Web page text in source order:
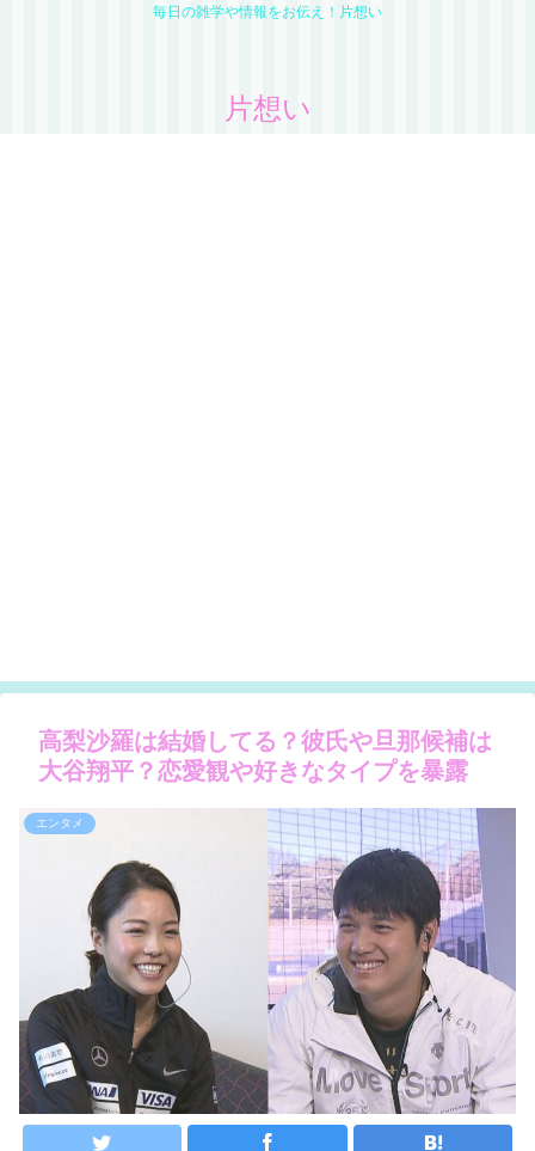
毎日の雑学や情報をお伝え！片想い
片想い
高梨沙羅は結婚してる？彼氏や旦那候補は
大谷翔平？恋愛観や好きなタイプを暴露
エンタメ